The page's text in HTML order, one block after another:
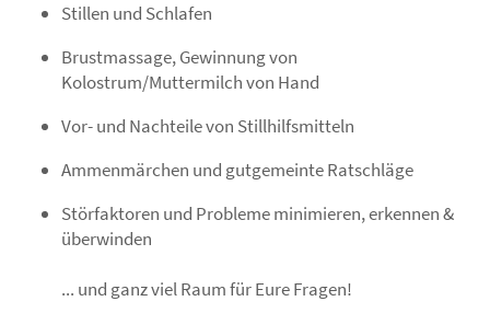
Stillen und Schlafen
Brustmassage, Gewinnung von
Kolostrum/Muttermilch von Hand
Vor- und Nachteile von Stillhilfsmitteln
Ammenmärchen und gutgemeinte Ratschläge
Störfaktoren und Probleme minimieren, erkennen &
überwinden
... und ganz viel Raum für Eure Fragen!